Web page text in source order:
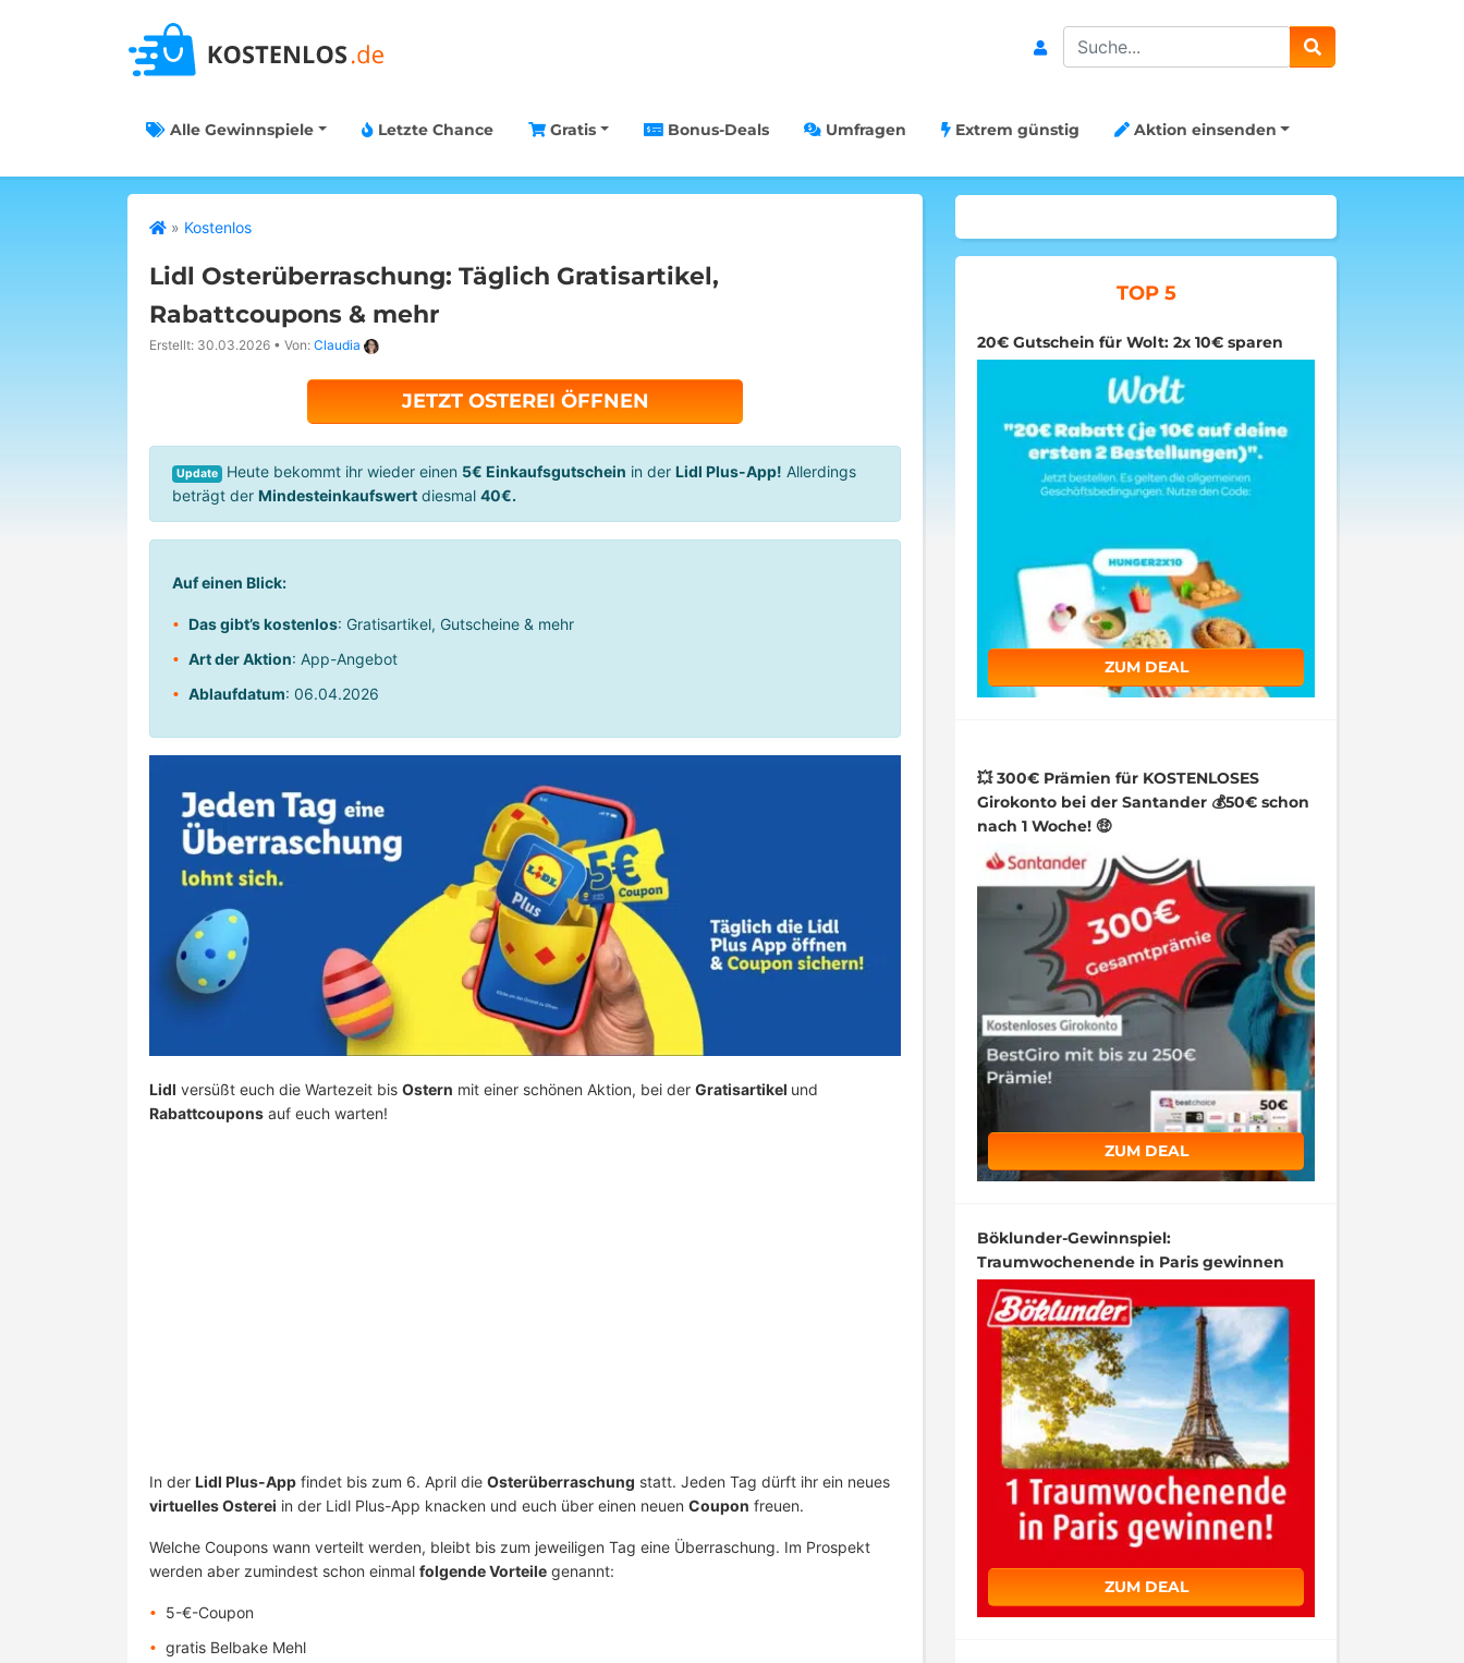
Search
Alle Gewinnspiele Letzte Chance Gratis Bonus-Deals Umfragen Extrem günstig Aktion einsenden
» Kostenlos
Lidl Osterüberraschung: Täglich Gratisartikel,
Rabattcoupons & mehr
Erstellt: 30.03.2026 • Von: Claudia
JETZT OSTEREI ÖFFNEN
Update Heute bekommt ihr wieder einen 5€ Einkaufsgutschein in derLidl Plus-App! Allerdings
beträgt der Mindesteinkaufswert diesmal 40€.
Auf einen Blick:
Das gibt’s kostenlos: Gratisartikel, Gutscheine & mehr
Art der Aktion: App-Angebot
Ablaufdatum: 06.04.2026
Lidl versüßt euch die Wartezeit bis Ostern mit einer schönen Aktion, bei der Gratisartikel und
Rabattcoupons auf euch warten!
In der Lidl Plus-App findet bis zum 6. April die Osterüberraschung statt. Jeden Tag dürft ihr ein neues
virtuelles Osterei in der Lidl Plus-App knacken und euch über einen neuen Coupon freuen.
Welche Coupons wann verteilt werden, bleibt bis zum jeweiligen Tag eine Überraschung. Im Prospekt
werden aber zumindest schon einmal folgende Vorteile genannt:
5-€-Coupon
gratis Belbake Mehl
TOP 5
20€ Gutschein für Wolt: 2x 10€ sparen
ZUM DEAL
💥 300€ Prämien für KOSTENLOSES
Girokonto bei der Santander 💰50€ schon
nach 1 Woche! 🤑
ZUM DEAL
Böklunder-Gewinnspiel:
Traumwochenende in Paris gewinnen
ZUM DEAL